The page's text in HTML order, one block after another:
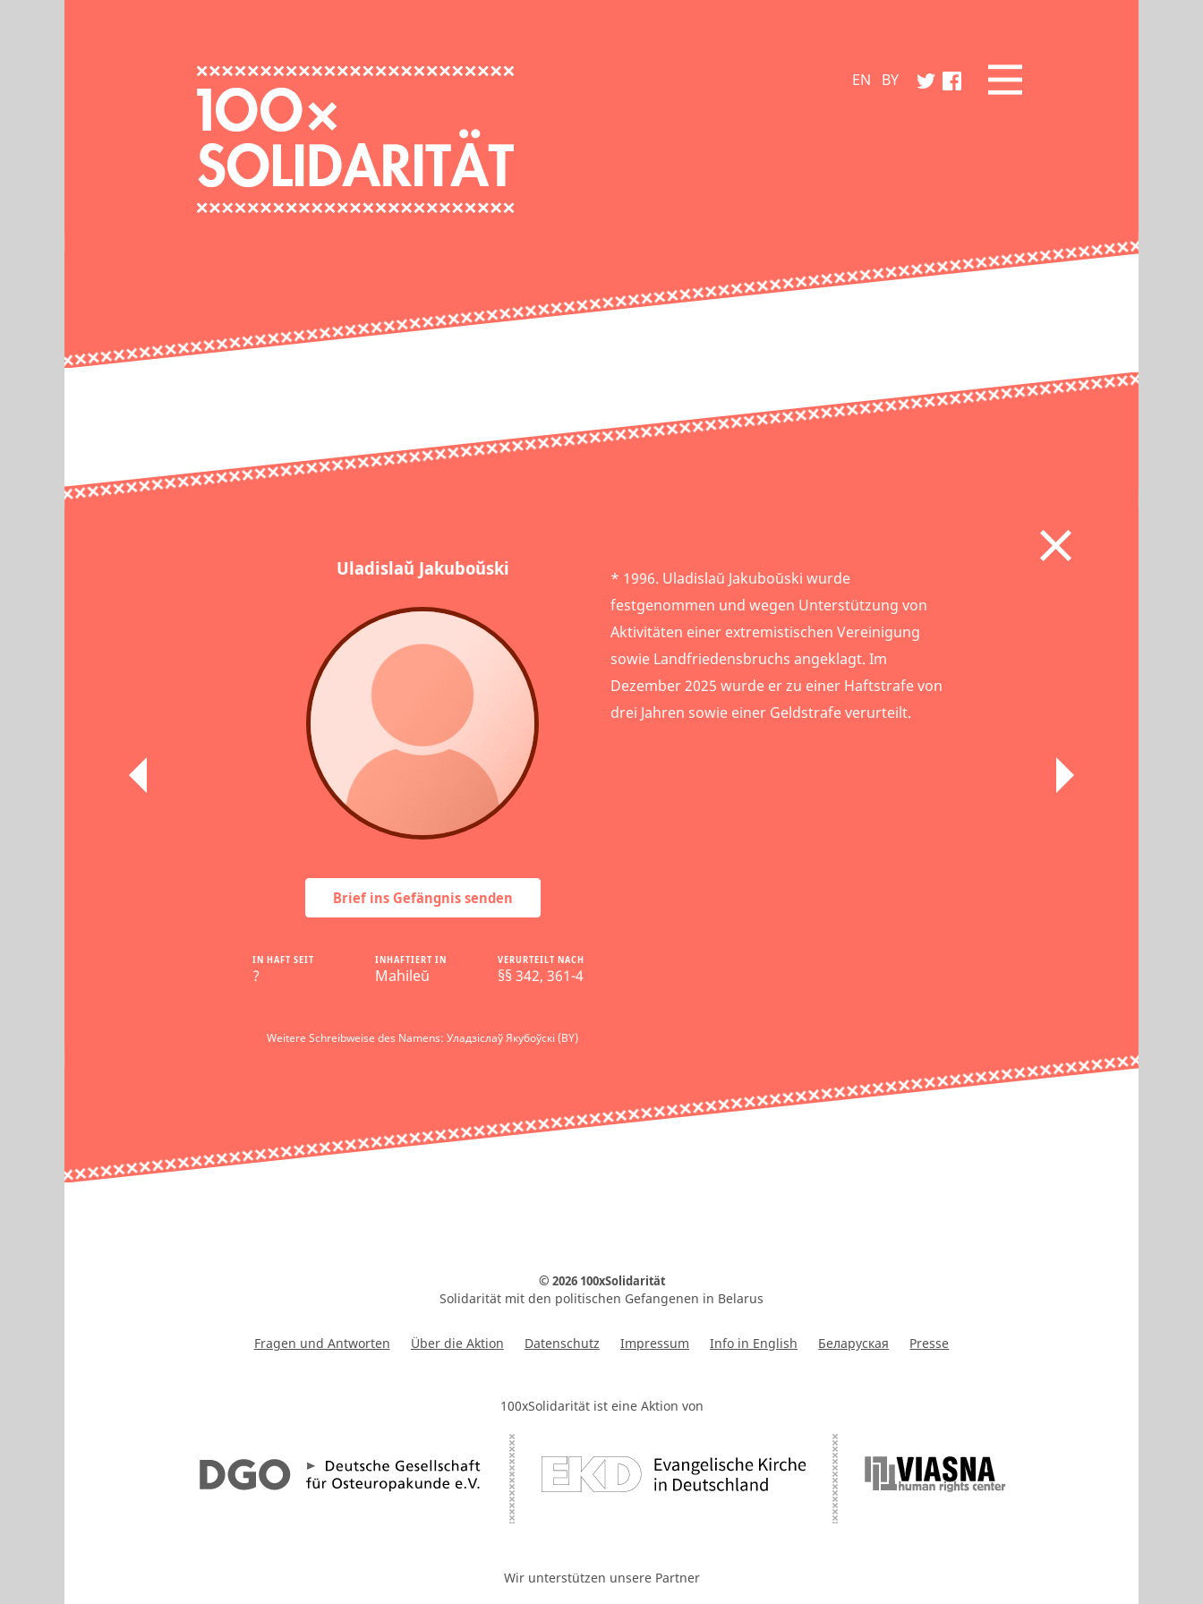
EN BY
Uladislaŭ Jakuboŭski
Brief ins Gefängnis senden
IN HAFT SEIT
?
INHAFTIERT IN
Mahileŭ
VERURTEILT NACH
§§ 342, 361-4
Weitere Schreibweise des Namens: Уладзіслаў Якубоўскі (BY)
* 1996. Uladislaŭ Jakuboŭski wurde
festgenommen und wegen Unterstützung von
Aktivitäten einer extremistischen Vereinigung
sowie Landfriedensbruchs angeklagt. Im
Dezember 2025 wurde er zu einer Haftstrafe von
drei Jahren sowie einer Geldstrafe verurteilt.
© 2026 100xSolidarität
Solidarität mit den politischen Gefangenen in Belarus
Fragen und Antworten Über die Aktion Datenschutz Impressum Info in English Беларуская Presse
100xSolidarität ist eine Aktion von
Wir unterstützen unsere Partner